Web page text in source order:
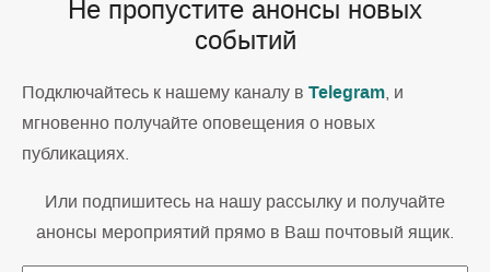
Не пропустите анонсы новых
событий
Подключайтесь к нашему каналу в Telegram, и
мгновенно получайте оповещения о новых
публикациях.
Или подпишитесь на нашу рассылку и получайте
анонсы мероприятий прямо в Ваш почтовый ящик.